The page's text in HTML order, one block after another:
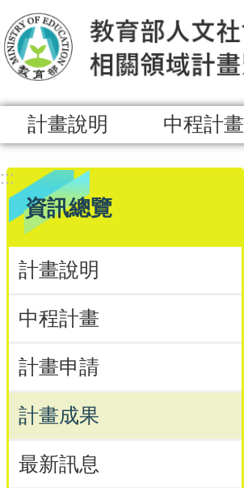
跳到主要內容區塊
計畫說明 中程計畫
:::
資訊總覽
計畫說明
中程計畫
計畫申請
計畫成果
最新訊息